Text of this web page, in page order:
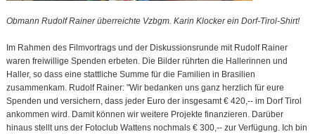
Obmann Rudolf Rainer überreichte Vzbgm. Karin Klocker ein Dorf-Tirol-Shirt!
Im Rahmen des Filmvortrags und der Diskussionsrunde mit Rudolf Rainer
waren freiwillige Spenden erbeten. Die Bilder rührten die Hallerinnen und
Haller, so dass eine stattliche Summe für die Familien in Brasilien
zusammenkam. Rudolf Rainer: "Wir bedanken uns ganz herzlich für eure
Spenden und versichern, dass jeder Euro der insgesamt € 420,-- im Dorf Tirol
ankommen wird. Damit können wir weitere Projekte finanzieren. Darüber
hinaus stellt uns der Fotoclub Wattens nochmals € 300,-- zur Verfügung. Ich bin